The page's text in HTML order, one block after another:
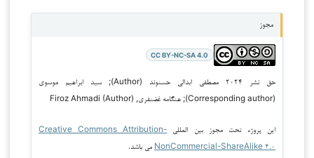
مجوز
CC BY-NC-SA 4.0
حق نشر ۲۰۲۴ مصطفی ابدالی حسنوند (Author); سید ابراهیم موسوی
(Corresponding author); هنگامه غضنفری, Firoz Ahmadi (Author)
این پروژه تحت مجوز بین المللی Creative Commons Attribution-
NonCommercial-ShareAlike ۴.۰ می باشد.